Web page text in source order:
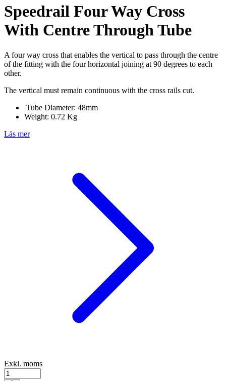
Speedrail Four Way Cross
With Centre Through Tube
A four way cross that enables the vertical to pass through the centre
of the fitting with the four horizontal joining at 90 degrees to each
other.
The vertical must remain continuous with the cross rails cut.
Tube Diameter: 48mm
Weight: 0.72 Kg
Läs mer
Exkl. moms